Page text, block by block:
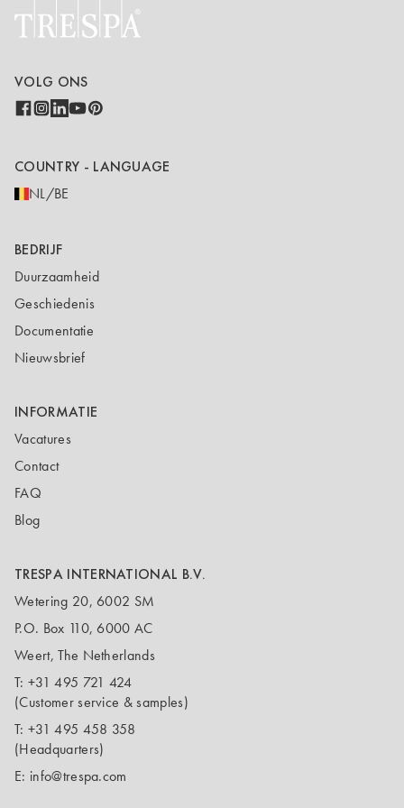
VOLG ONS
COUNTRY - LANGUAGE
NL/BE
BEDRIJF
Duurzaamheid
Geschiedenis
Documentatie
Nieuwsbrief
INFORMATIE
Vacatures
Contact
FAQ
Blog
TRESPA INTERNATIONAL B.V.
Wetering 20, 6002 SM
P.O. Box 110, 6000 AC
Weert, The Netherlands
T: +31 495 721 424
(Customer service & samples)
T: +31 495 458 358
(Headquarters)
E: info@trespa.com